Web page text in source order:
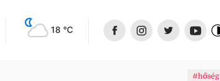
18 °C
#hőség